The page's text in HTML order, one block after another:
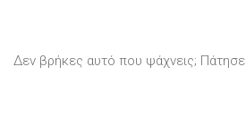
Δεν βρήκες αυτό που ψάχνεις; Πάτησε